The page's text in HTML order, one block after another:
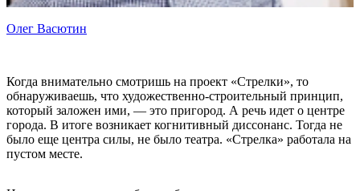
Олег Васютин
Когда внимательно смотришь на проект «Стрелки», то
обнаруживаешь, что художественно-строительный принцип,
который заложен ими, — это пригород. А речь идет о центре
города. В итоге возникает когнитивный диссонанс. Тогда не
было еще центра силы, не было театра. «Стрелка» работала на
пустом месте.